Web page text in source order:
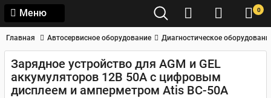
Меню 0
Главная Автосервисное оборудование Диагностическое
Зарядное устройство для AGM и GEL
аккумуляторов 12В 50А с цифровым
дисплеем и амперметром Atis BC-50A